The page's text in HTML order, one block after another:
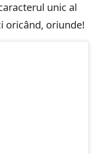
unic al
oricând, oriunde!